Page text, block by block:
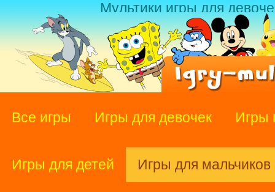
Мультики игры для
Все игры Игры для девочек Игры
Игры для детей Игры для мальчиков